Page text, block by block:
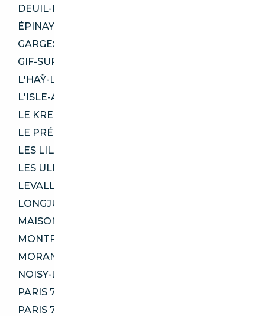
DEUIL-LA-BARRE 95170
ÉPINAY-SUR-ORGE 91360
GARGES-LÈS-GONESSE 95140
GIF-SUR-YVETTE 91190
L'HAŸ-LES-ROSES 94240
L'ISLE-ADAM 95290
LE KREMLIN-BICÊTRE 94270
LE PRÉ-SAINT-GERVAIS 93310
LES LILAS 93260
LES ULIS 91940
LEVALLOIS-PERRET 92300
LONGJUMEAU 91160
MAISONS-ALFORT 94700
MONTROUGE 92120
MORANGIS 91420
NOISY-LE-GRAND 93160
PARIS 75002
PARIS 75005